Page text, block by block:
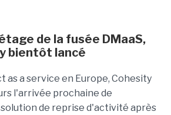
de la fusée DMaaS,
bientôt lancé
as a service en Europe, Cohesity
l'arrivée prochaine de
de reprise d'activité après